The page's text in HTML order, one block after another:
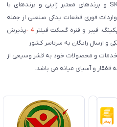
بلبرینگ با مارکهای تجاری SKF & FAG و برندهای معتبر ژاپنی و برندهای با
فوری قطعات یدکی صنعتی از جمله
فیبر و فنره گسکت فیلتر4 - پذیرش
و ارسال رایگان به سرتاسر کشور
خدمات و محصولات خود به قشر وسیعی از
و آسیای میانه می باشد.